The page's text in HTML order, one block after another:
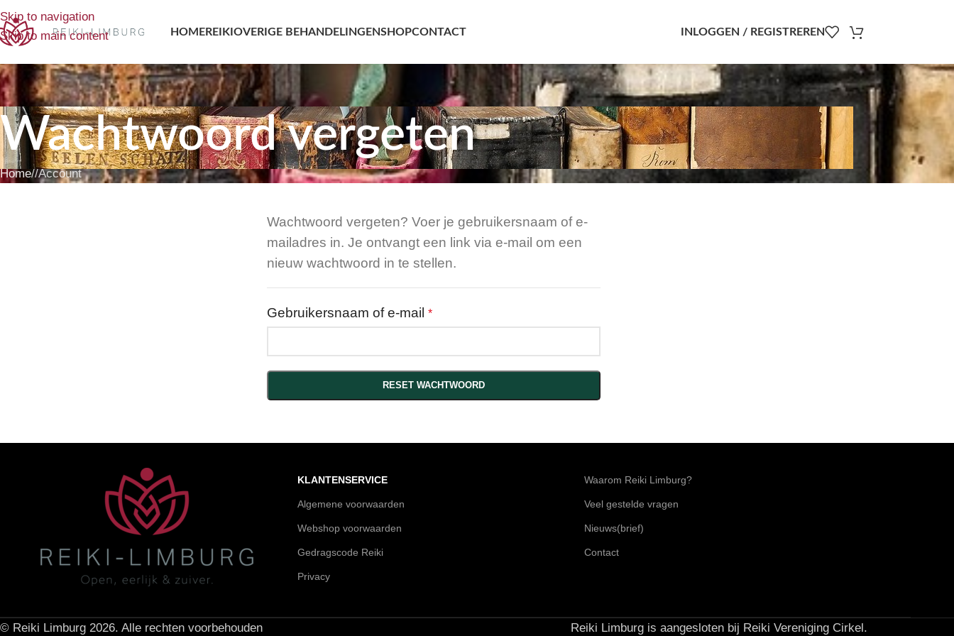
Skip to navigation
Skip to main content
HOMEREIKI OVERIGE BEHANDELINGENSHOPCONTACT INLOGGEN / REGISTREREN
Wachtwoord vergeten
Home/ Account
Wachtwoord vergeten? Voer je gebruikersnaam of e-
mailadres in. Je ontvangt een link via e-mail om een
nieuw wachtwoord in te stellen.
Gebruikersnaam of e-mail *
RESET WACHTWOORD
KLANTENSERVICE
Algemene voorwaarden
Webshop voorwaarden
Gedragscode Reiki
Privacy
Waarom Reiki Limburg?
Veel gestelde vragen
Nieuws(brief)
Contact
© Reiki Limburg 2026. Alle rechten voorbehouden Reiki Limburg is aangesloten bij Reiki Vereniging Cirkel.